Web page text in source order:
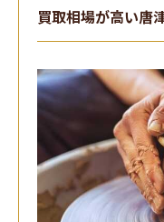
買取相場が高い唐